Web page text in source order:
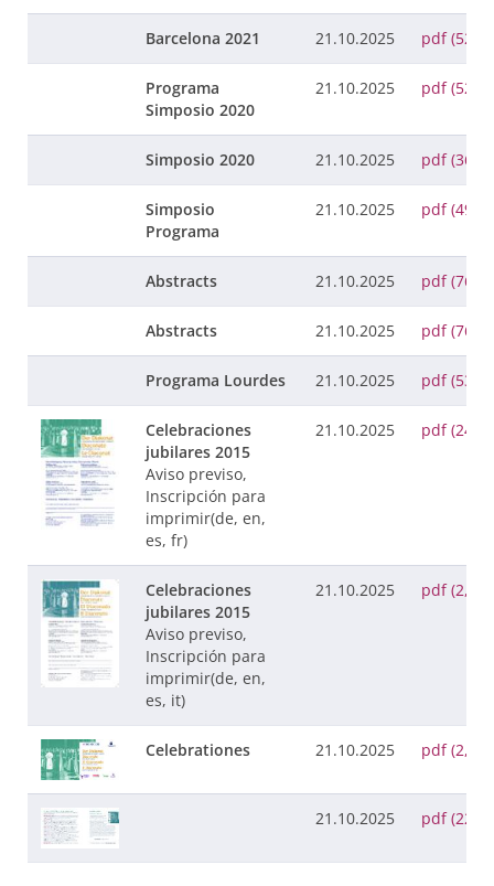
Barcelona 2021 21.10.2025 pdf (523
Programa
Simposio 2020
21.10.2025 pdf (523
Simposio 2020 21.10.2025 pdf (363
Simposio
Programa
21.10.2025 pdf (494
Abstracts 21.10.2025 pdf (76
Abstracts 21.10.2025 pdf (76
Programa Lourdes 21.10.2025 pdf (53
Celebraciones
jubilares 2015
Aviso previso,
Inscripción para
imprimir(de, en,
es, fr)
21.10.2025 pdf (241
Celebraciones
jubilares 2015
Aviso previso,
Inscripción para
imprimir(de, en,
es, it)
21.10.2025 pdf (2,5
Celebrationes 21.10.2025 pdf (2,2
21.10.2025 pdf (222